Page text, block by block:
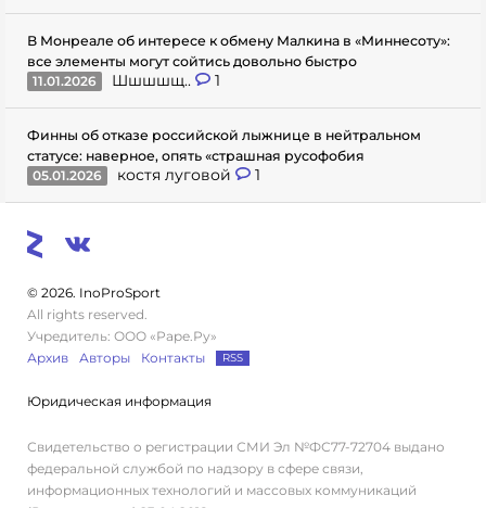
В Монреале об интересе к обмену Малкина в «Миннесоту»:
все элементы могут сойтись довольно быстро
11.01.2026
Шшшшщ.. 1
Финны об отказе российской лыжнице в нейтральном
статусе: наверное, опять «страшная русофобия
05.01.2026
костя луговой 1
© 2026. InoProSport
All rights reserved.
Учредитель: ООО «Раре.Ру»
Архив
Авторы Контакты RSS
Юридическая информация
Свидетельство о регистрации СМИ Эл №ФС77-72704 выдано
федеральной службой по надзору в сфере связи,
информационных технологий и массовых коммуникаций